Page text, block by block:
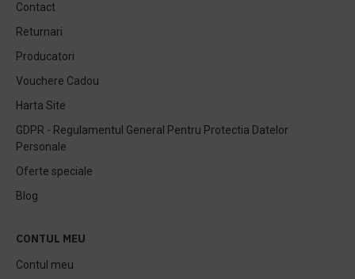
Contact
Returnari
Producatori
Vouchere Cadou
Harta Site
GDPR - Regulamentul General Pentru Protectia Datelor
Personale
Oferte speciale
Blog
CONTUL MEU
Contul meu